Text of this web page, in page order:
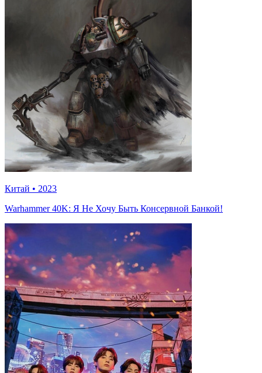
Китай • 2023
Warhammer 40K: Я Не Хочу Быть Консервной Банкой!